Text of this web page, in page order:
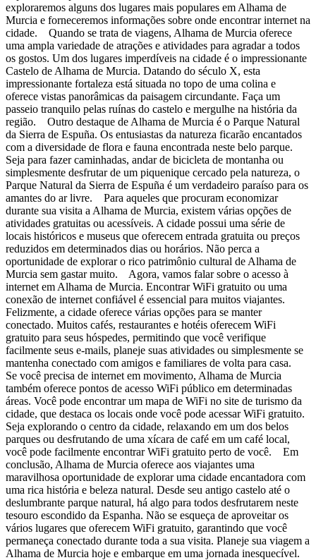
exploraremos alguns dos lugares mais populares em Alhama de
Murcia e forneceremos informações sobre onde encontrar internet na
cidade. Quando se trata de viagens, Alhama de Murcia oferece
uma ampla variedade de atrações e atividades para agradar a todos
os gostos. Um dos lugares imperdíveis na cidade é o impressionante
Castelo de Alhama de Murcia. Datando do século X, esta
impressionante fortaleza está situada no topo de uma colina e
oferece vistas panorâmicas da paisagem circundante. Faça um
passeio tranquilo pelas ruínas do castelo e mergulhe na história da
região. Outro destaque de Alhama de Murcia é o Parque Natural
da Sierra de Espuña. Os entusiastas da natureza ficarão encantados
com a diversidade de flora e fauna encontrada neste belo parque.
Seja para fazer caminhadas, andar de bicicleta de montanha ou
simplesmente desfrutar de um piquenique cercado pela natureza, o
Parque Natural da Sierra de Espuña é um verdadeiro paraíso para os
amantes do ar livre. Para aqueles que procuram economizar
durante sua visita a Alhama de Murcia, existem várias opções de
atividades gratuitas ou acessíveis. A cidade possui uma série de
locais históricos e museus que oferecem entrada gratuita ou preços
reduzidos em determinados dias ou horários. Não perca a
oportunidade de explorar o rico patrimônio cultural de Alhama de
Murcia sem gastar muito. Agora, vamos falar sobre o acesso à
internet em Alhama de Murcia. Encontrar WiFi gratuito ou uma
conexão de internet confiável é essencial para muitos viajantes.
Felizmente, a cidade oferece várias opções para se manter
conectado. Muitos cafés, restaurantes e hotéis oferecem WiFi
gratuito para seus hóspedes, permitindo que você verifique
facilmente seus e-mails, planeje suas atividades ou simplesmente se
mantenha conectado com amigos e familiares de volta para casa.
Se você precisa de internet em movimento, Alhama de Murcia
também oferece pontos de acesso WiFi público em determinadas
áreas. Você pode encontrar um mapa de WiFi no site de turismo da
cidade, que destaca os locais onde você pode acessar WiFi gratuito.
Seja explorando o centro da cidade, relaxando em um dos belos
parques ou desfrutando de uma xícara de café em um café local,
você pode facilmente encontrar WiFi gratuito perto de você. Em
conclusão, Alhama de Murcia oferece aos viajantes uma
maravilhosa oportunidade de explorar uma cidade encantadora com
uma rica história e beleza natural. Desde seu antigo castelo até o
deslumbrante parque natural, há algo para todos desfrutarem neste
tesouro escondido da Espanha. Não se esqueça de aproveitar os
vários lugares que oferecem WiFi gratuito, garantindo que você
permaneça conectado durante toda a sua visita. Planeje sua viagem a
Alhama de Murcia hoje e embarque em uma jornada inesquecível.